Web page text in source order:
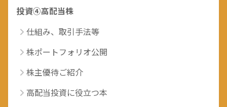
投資④高配当株
仕組み、取引手法等
株ポートフォリオ公開
株主優待ご紹介
高配当投資に役立つ本